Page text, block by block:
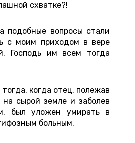
схватке?!
подобные вопросы стали
с моим приходом в вере
Господь им всем тогда
тогда, когда отец, полежав
на сырой земле и заболев
был уложен умирать в
больным.